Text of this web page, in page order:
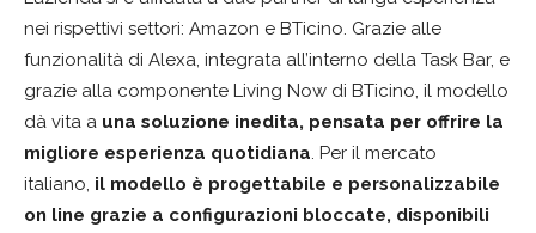
nei rispettivi settori: Amazon e BTicino. Grazie alle
funzionalità di Alexa, integrata all’interno della Task Bar, e
grazie alla componente Living Now di BTicino, il modello
dà vita a una soluzione inedita, pensata per offrire la
migliore esperienza quotidiana . Per il mercato
italiano, il modello è progettabile e personalizzabile
on line grazie a configurazioni bloccate, disponibili